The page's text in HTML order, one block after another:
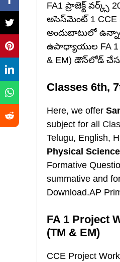
FA1 ప్రాజెక్ట్
అసెస్‌మెంట్ 1 CCE
అందుబాటులో
ఉపాధ్యాయుల FA 1
& EM) డౌన్‌లోడ్
Classes 6th,
Here, we offer
subject for all
Telugu, English,
Physical
Formative
summative and
Download.AP
FA 1 Project
(TM & EM)
CCE Project